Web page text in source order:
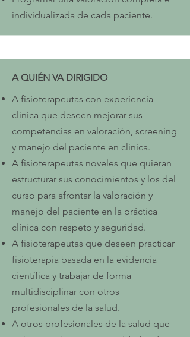
individualizada de cada paciente.
A QUIÉN VA DIRIGIDO
A fisioterapeutas con experiencia
clínica que deseen mejorar sus
competencias en valoración, screening
y manejo del paciente en clínica.
A fisioterapeutas noveles que quieran
estructurar sus conocimientos y los del
curso para afrontar la valoración y
manejo del paciente en la práctica
clínica con respeto y seguridad.
A fisioterapeutas que deseen practicar
fisioterapia basada en la evidencia
científica y trabajar de forma
multidisciplinar con otros
profesionales de la salud.
A otros profesionales de la salud que